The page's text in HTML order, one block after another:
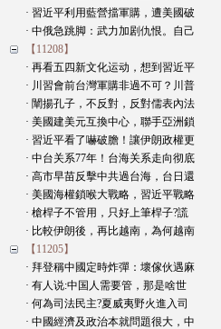
· 習近平利用藍營擋軍購，遭美國破
· 中俄急跳脚：武力加剧仇恨。自己
【11208】
· 再看五四新文化运动，想到習近平
· 川習會前台灣軍購非過不可？川普
· 闡揚孔子，不反對，反對儒表內法
· 美國建美元互換中心，聯手亞洲鎖
· 習近平看了嚇破膽！讓伊朗政權更
· 中台关系77年！台海关系走向彻底
· 高市早苗反擊中共過台海，台日還
· 美國海權鎖喉大戰略，習近平戰略
· 槍桿子不管用，只好上筆桿子?謊
· 比較伊朗後，再比越南，為何越南
【11205】
· 拜登稱中國定時炸彈：壞傢伙遇麻
· 有人说:中国人需要管，那是啥世
· 何為司法民主?夏威夷野火進入司
· 中國經濟及政治本就問題很大，中